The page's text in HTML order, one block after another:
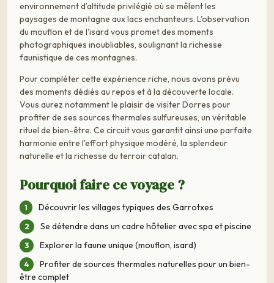
environnement d’altitude privilégié où se mêlent les
paysages de montagne aux lacs enchanteurs. L'observation
du mouflon et de l'isard vous promet des moments
photographiques inoubliables, soulignant la richesse
faunistique de ces montagnes.
Pour compléter cette expérience riche, nous avons prévu
des moments dédiés au repos et à la découverte locale.
Vous aurez notamment le plaisir de visiter Dorres pour
profiter de ses sources thermales sulfureuses, un véritable
rituel de bien-être. Ce circuit vous garantit ainsi une parfaite
harmonie entre l'effort physique modéré, la splendeur
naturelle et la richesse du terroir catalan.
Pourquoi faire ce voyage ?
Découvrir les villages typiques des Garrotxes
Se détendre dans un cadre hôtelier avec spa et piscine
Explorer la faune unique (mouflon, isard)
Profiter de sources thermales naturelles pour un bien-
être complet